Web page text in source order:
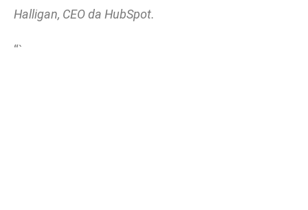
Halligan, CEO da HubSpot.
“`